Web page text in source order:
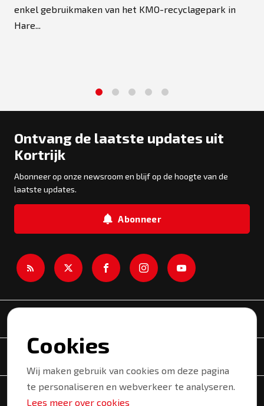
enkel gebruikmaken van het KMO-recyclagepark in
Hare...
Ontvang de laatste updates uit
Kortrijk
Abonneer op onze newsroom en blijf op de hoogte van de
laatste updates.
Abonneer
Onderwerpen
Copyright © 2026 Kortrijk. Alle rechten voorbehouden.
Cookies
Wij maken gebruik van cookies om deze pagina
te personaliseren en webverkeer te analyseren.
Lees meer over cookies